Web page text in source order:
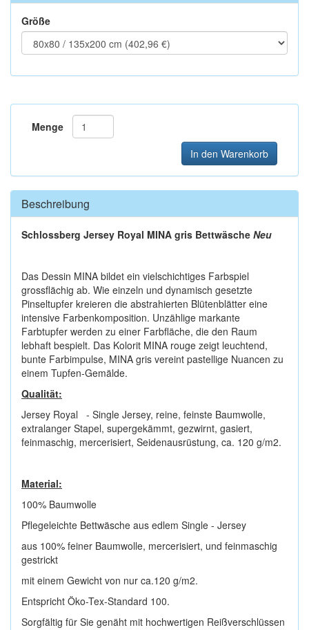
Größe
Menge
In den Warenkorb
Beschreibung
Schlossberg Jersey Royal MINA gris Bettwäsche Neu
Das Dessin MINA bildet ein vielschichtiges Farbspiel
grossflächig ab. Wie einzeln und dynamisch gesetzte
Pinseltupfer kreieren die abstrahierten Blütenblätter eine
intensive Farbenkomposition. Unzählige markante
Farbtupfer werden zu einer Farbfläche, die den Raum
lebhaft bespielt. Das Kolorit MINA rouge zeigt leuchtend,
bunte Farbimpulse, MINA gris vereint pastellige Nuancen zu
einem Tupfen-Gemälde.
Qualität:
Jersey Royal
- Single Jersey, reine, feinste Baumwolle,
extralanger Stapel, supergekämmt, gezwirnt, gasiert,
feinmaschig, mercerisiert, Seidenausrüstung, ca. 120 g/m2.
Material:
100% Baumwolle
Pflegeleichte Bettwäsche aus edlem Single - Jersey
aus 100% feiner Baumwolle, mercerisiert, und feinmaschig
gestrickt
mit einem Gewicht von nur ca.120 g/m2.
Entspricht Öko-Tex-Standard 100.
Sorgfältig für Sie genäht mit hochwertigen Reißverschlüssen